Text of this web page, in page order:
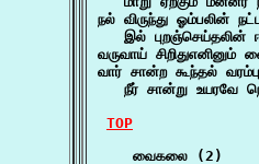
நல் விருந்து ஓம்பலின்
இல் புறஞ்செய்தலின்
வருவாய்
வார் சான்ற கூந்தல்
நீர் சான்று உயரவே
TOP
    வைகலை (2)